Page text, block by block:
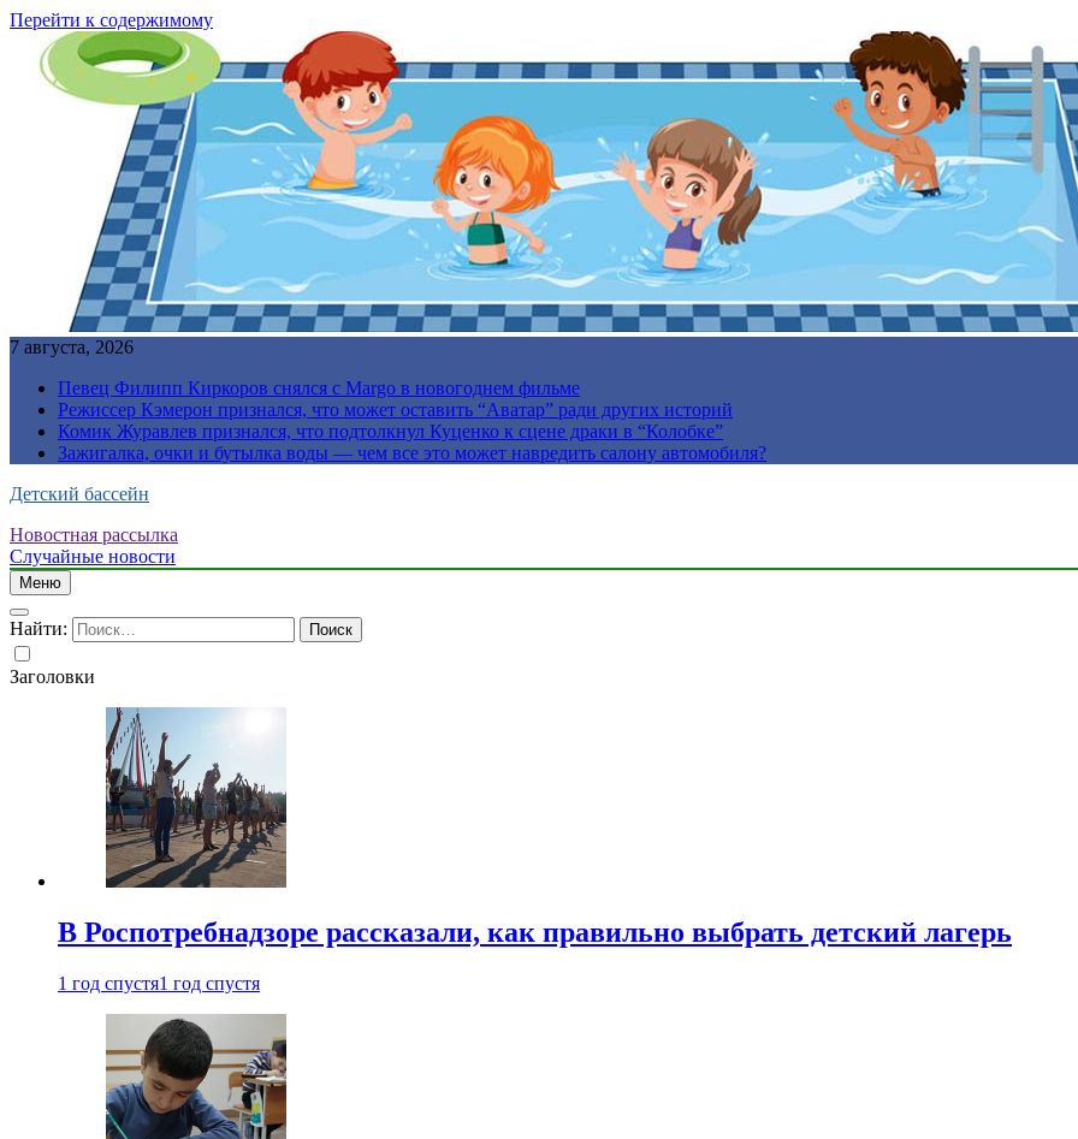
Перейти к содержимому
7 августа, 2026
Певец Филипп Киркоров снялся с Margo в новогоднем фильме
Режиссер Кэмерон признался, что может оставить “Аватар” ради других историй
Комик Журавлев признался, что подтолкнул Куценко к сцене драки в “Колобке”
Зажигалка, очки и бутылка воды — чем все это может навредить салону автомобиля?
Детский бассейн
Новостная рассылка
Случайные новости
Меню
Найти:
Заголовки
В Роспотребнадзоре рассказали, как правильно выбрать детский лагерь
1 год спустя1 год спустя